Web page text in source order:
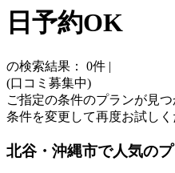
日予約OK
の検索結果： 0件 |
(口コミ募集中)
ご指定の条件のプランが見つ
条件を変更して再度お試しく
北谷・沖縄市で人気の